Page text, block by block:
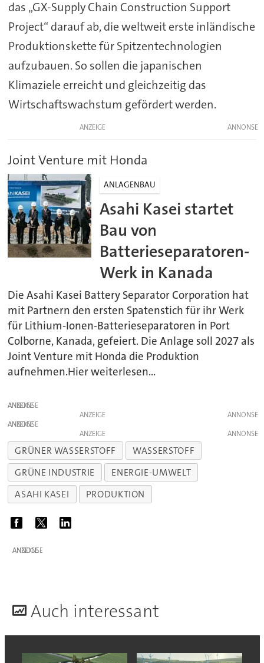
das „GX-Supply Chain Construction Support
Project“ darauf ab, die weltweit erste inländische
Produktionskette für Spitzentechnologien
aufzubauen. So sollen die japanischen
Klimaziele erreicht und gleichzeitig das
Wirtschaftswachstum gefördert werden.
ANZEIGE
Joint Venture mit Honda
ANLAGENBAU
Asahi Kasei startet
Bau von
Batterieseparatoren-
Werk in Kanada
Die Asahi Kasei Battery Separator Corporation hat
mit Partnern den ersten Spatenstich für ihr Werk
für Lithium-Ionen-Batterieseparatoren in Port
Colborne, Kanada, gefeiert. Die Anlage soll 2027 als
Joint Venture mit Honda die Produktion
aufnehmen.Hier weiterlesen...
ANZEIGE
ANZEIGE
ANZEIGE
ANZEIGE
GRÜNER WASSERSTOFF
WASSERSTOFF
GRÜNE INDUSTRIE
ENERGIE-UMWELT
ASAHI KASEI
PRODUKTION
ANZEIGE
Auch interessant